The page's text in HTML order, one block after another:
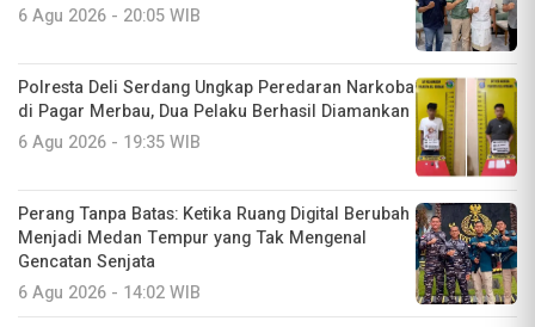
6 Agu 2026 - 20:05 WIB
Polresta Deli Serdang Ungkap Peredaran Narkoba
di Pagar Merbau, Dua Pelaku Berhasil Diamankan
6 Agu 2026 - 19:35 WIB
Perang Tanpa Batas: Ketika Ruang Digital Berubah
Menjadi Medan Tempur yang Tak Mengenal
Gencatan Senjata
6 Agu 2026 - 14:02 WIB